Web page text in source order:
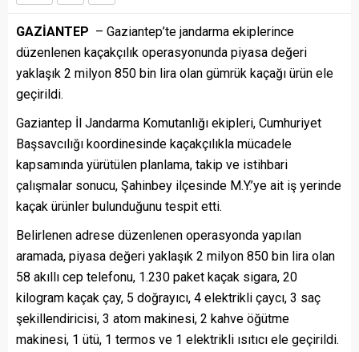
GAZİANTEP – Gaziantep’te jandarma ekiplerince
düzenlenen kaçakçılık operasyonunda piyasa değeri
yaklaşık 2 milyon 850 bin lira olan gümrük kaçağı ürün ele
geçirildi.
Gaziantep İl Jandarma Komutanlığı ekipleri, Cumhuriyet
Başsavcılığı koordinesinde kaçakçılıkla mücadele
kapsamında yürütülen planlama, takip ve istihbari
çalışmalar sonucu, Şahinbey ilçesinde M.Y.’ye ait iş yerinde
kaçak ürünler bulunduğunu tespit etti.
Belirlenen adrese düzenlenen operasyonda yapılan
aramada, piyasa değeri yaklaşık 2 milyon 850 bin lira olan
58 akıllı cep telefonu, 1.230 paket kaçak sigara, 20
kilogram kaçak çay, 5 doğrayıcı, 4 elektrikli çaycı, 3 saç
şekillendiricisi, 3 atom makinesi, 2 kahve öğütme
makinesi, 1 ütü, 1 termos ve 1 elektrikli ısıtıcı ele geçirildi.